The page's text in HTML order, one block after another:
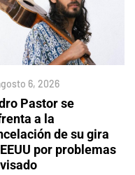
6, 2026
Pastor se
a la
de su gira
por problemas